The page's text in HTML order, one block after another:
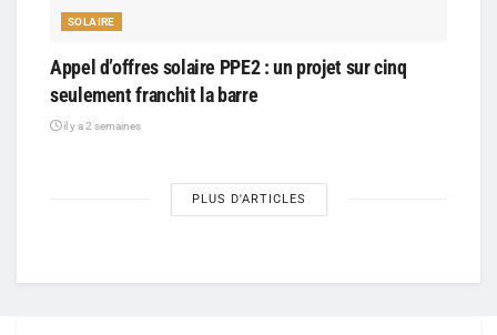
SOLAIRE
Appel d’offres solaire PPE2 : un projet sur cinq
seulement franchit la barre
il y a 2 semaines
PLUS D'ARTICLES